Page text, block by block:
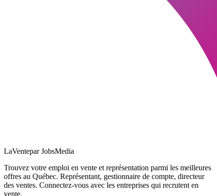
LaVentepar JobsMedia
Trouvez votre emploi en vente et représentation parmi les meilleures
offres au Québec. Représentant, gestionnaire de compte, directeur
des ventes. Connectez-vous avec les entreprises qui recrutent en
vente.